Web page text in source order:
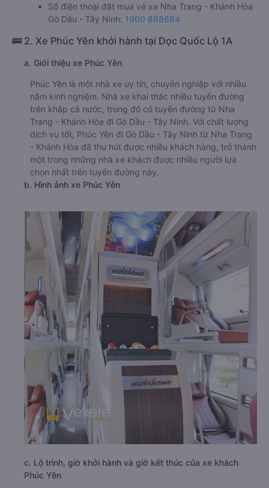
Số điện thoại đặt mua vé xe Nha Trang - Khánh Hòa
Gò Dầu - Tây Ninh: 1900 888684
🚌 2. Xe Phúc Yên khởi hành tại Dọc Quốc Lộ 1A
a. Giới thiệu xe Phúc Yên
Phúc Yên là một nhà xe uy tín, chuyên nghiệp với nhiều
năm kinh nghiệm. Nhà xe khai thác nhiều tuyến đường
trên khắp cả nước, trong đó có tuyến đường từ Nha
Trang - Khánh Hòa đi Gò Dầu - Tây Ninh. Với chất lượng
dịch vụ tốt, Phúc Yên đi Gò Dầu - Tây Ninh từ Nha Trang
- Khánh Hòa đã thu hút được nhiều khách hàng, trở thành
một trong những nhà xe khách được nhiều người lựa
chọn nhất trên tuyến đường này.
b. Hình ảnh xe Phúc Yên
c. Lộ trình, giờ khởi hành và giờ kết thúc của xe khách
Phúc Yên